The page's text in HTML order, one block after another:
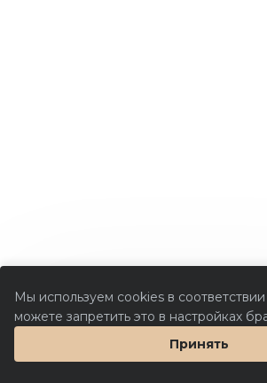
Мы используем cookies в
можете запретить это в настройках
Принять